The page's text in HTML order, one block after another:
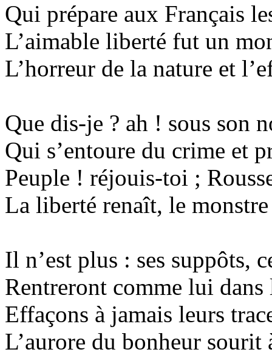
Qui prépare aux Français
L’aimable liberté fut un
L’horreur de la nature et
Que dis-je ? ah ! sous son
Qui s’entoure du crime et
Peuple ! réjouis-toi ;
La liberté renaît, le
Il n’est plus : ses suppôts,
Rentreront comme lui dans
Effaçons à jamais leurs
L’aurore du bonheur sourit